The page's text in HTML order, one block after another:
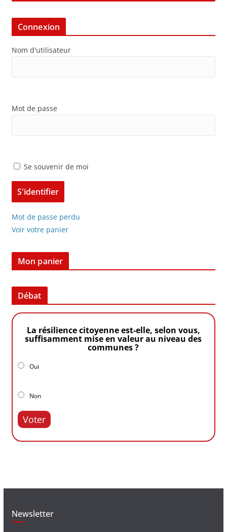
Connexion
Nom d'utilisateur
Mot de passe
Se souvenir de moi
Mot de passe perdu
Voir votre panier
Mon panier
Débat
La résilience citoyenne est-elle, selon vous,
suffisamment mise en valeur au niveau des
communes ?
Oui
Non
Voter
Newsletter